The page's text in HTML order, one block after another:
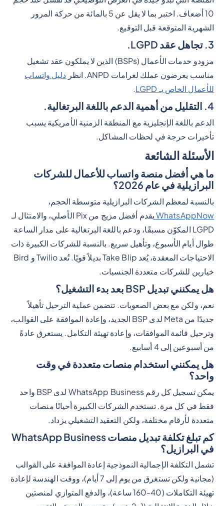
10 أضعاف. اختبر بما لا يقل عن 5 بالمائة من حركة المرور
الشهرية المتوقعة قبل التوقيع.
3. تجاهل عقد LGPD.
مزودو خدمات الأعمال (BSPs) الذين لا يملكون عقد تشغيل
مناسب يعرضون عملك لغرامات ANPD. انظر
دليل واتساب
للأعمال الخاص بـ LGPD
.
4. التقليل من أهمية الدعم باللغة البرتغالية.
الدعم باللغة الإنجليزية مع المنطقة الزمنية الأمريكية يسبب
تأخيرات حرجة في لحظات المشاكل.
الأسئلة الشائعة
ما هي أفضل منصة واتساب للأعمال للشركات
البرازيلية في عام 2026؟
بالنسبة لمعظم الشركات البرازيلية متوسطة الحجم،
WhatsAppNow
يقدم أفضل مزيج من Pix الأصلي، والامتثال لـ
LGPD المكوّن مسبقًا، ودعم باللغة البرتغالية على مدار الساعة
طوال أيام الأسبوع، وتأهيل سريع. بالنسبة للشركات الكبيرة ذات
الاحتياجات المعقدة، يُعد Take Blip بديلاً قويًا. تُعد Twilio و Bird
خيارين للشركات متعددة الجنسيات.
هل يمكنني تبديل BSP بعد بدء التشغيل؟
نعم، ولكن مع بعض الصعوبات. تتضمن عملية الترحيل تأهيلاً
جديدًا من Meta لدى BSP الجديد، وإعادة الموافقة على القوالب،
وترحيل قائمة الموافقات، وإعادة تهيئة التكامل. يستغرق عادةً
من أسبوعين إلى 4 أسابيع.
هل يمكنني استخدام منصات متعددة في وقت
واحد؟
يمكن تسجيل كل رقم WhatsApp Business لدى BSP واحد
فقط في كل مرة. تستخدم الشركات الكبيرة أحيانًا منصات
متعددة لأرقام مختلفة، ولكن التعقيد التشغيلي يزداد.
كم تبلغ تكلفة تبديل منصات WhatsApp Business
في البرازيل؟
تشمل التكلفة الإجمالية النموذجية إعادة الموافقة على القوالب
(مجانية ولكن تستغرق من يوم إلى 7 أيام)، ووقت الهندسة لإعادة
تهيئة التكاملات (40-160 ساعة)، والدفع المتوازي لمنصتين